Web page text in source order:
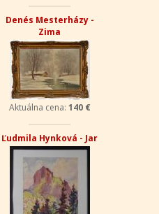
Denés Mesterházy -
Zima
Aktuálna cena: 140 €
Ľudmila Hynková - Jar